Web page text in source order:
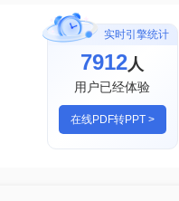
实时引擎统计
7912人
用户已经体验
在线PDF转PPT >